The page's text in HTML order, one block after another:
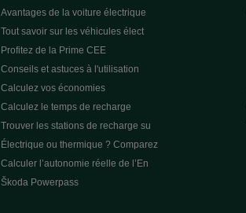
Avantages de la voiture électrique
Tout savoir sur les véhicules élect
Profitez de la Prime CEE
Conseils et astuces à l'utilisation
Calculez vos économies
Calculez le temps de recharge
Trouver les stations de recharge su
Électrique ou thermique ? Comparez
Calculer l’autonomie réelle de l’En
Škoda Powerpass